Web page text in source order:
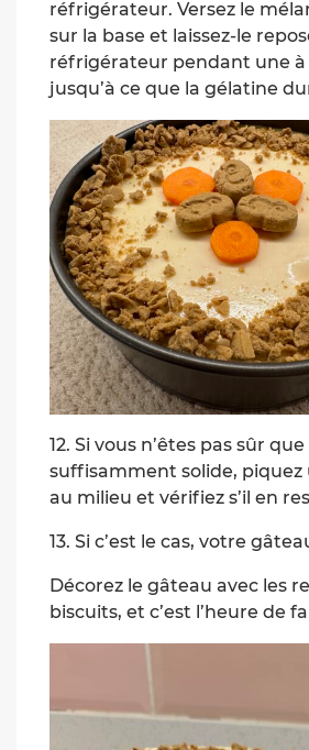
réfrigérateur. Versez le
sur la base et laissez-le
réfrigérateur pendant une à
jusqu’à ce que la gélatine
12. Si vous n’êtes pas sûr
suffisamment solide,
au milieu et vérifiez s’il en
13. Si c’est le cas, votre
Décorez le gâteau avec les
biscuits, et c’est l’heure de